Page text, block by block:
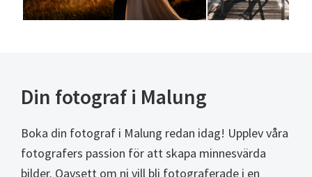
Din fotograf i Malung
Boka din fotograf i Malung redan idag! Upplev våra
fotografers passion för att skapa minnesvärda
bilder. Oavsett om ni vill bli fotograferade i en